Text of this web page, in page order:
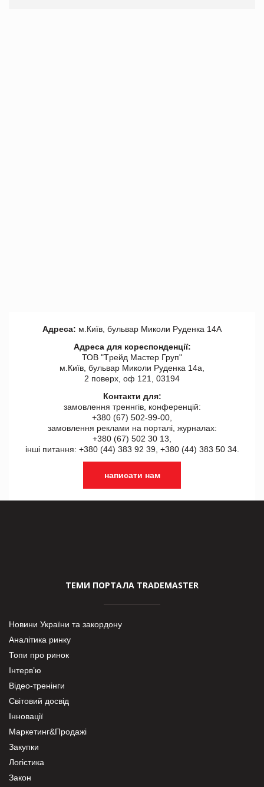
Адреса: м.Київ, бульвар Миколи Руденка 14А
Адреса для кореспонденції:
ТОВ "Tрейд Мастер Груп"
м.Київ, бульвар Миколи Руденка 14а,
2 поверх, оф 121, 03194
Контакти для:
замовлення треннгів, конференцій:
+380 (67) 502-99-00,
замовлення реклами на порталі, журналах:
+380 (67) 502 30 13,
інші питання: +380 (44) 383 92 39, +380 (44) 383 50 34.
написати нам
ТЕМИ ПОРТАЛА TRADEMASTER
Новини України та закордону
Аналітика ринку
Топи про ринок
Інтерв’ю
Відео-тренінги
Світовий досвід
Інновації
Маркетинг&Продажі
Закупки
Логістика
Закон